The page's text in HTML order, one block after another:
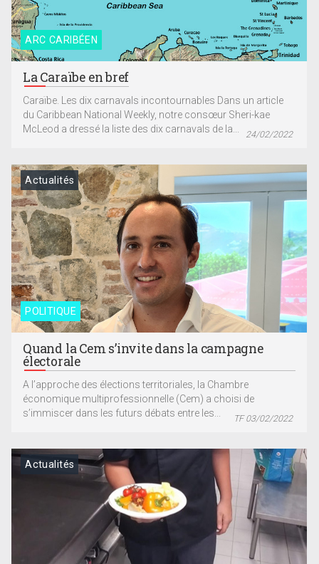
ARC CARIBÉEN
La Caraïbe en bref
Caraïbe. Les dix carnavals incontournables Dans un article
du Caribbean National Weekly, notre consœur Sheri-kae
McLeod a dressé la liste des dix carnavals de la...
24/02/2022
POLITIQUE
Actualités
Quand la Cem s’invite dans la campagne
électorale
A l’approche des élections territoriales, la Chambre
économique multiprofessionnelle (Cem) a choisi de
s’immiscer dans les futurs débats entre les...
TF 03/02/2022
Actualités